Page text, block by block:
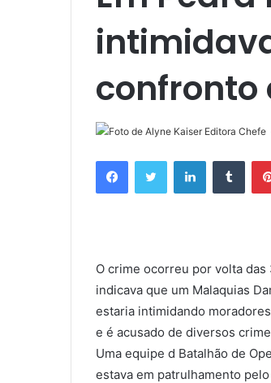
confronto
FacebookTwitter Linkedin
O crime ocorreu por volta
indicava que um Malaquias
estaria intimidando
e é acusado de diversos
Uma equipe d Batalhão de
estava em patrulhamento